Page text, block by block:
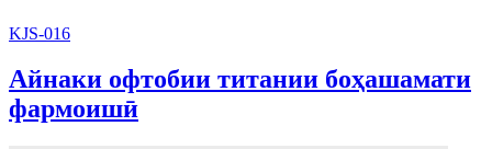
KJS-016
Айнаки офтобии титании боҳашамати
фармоишӣ